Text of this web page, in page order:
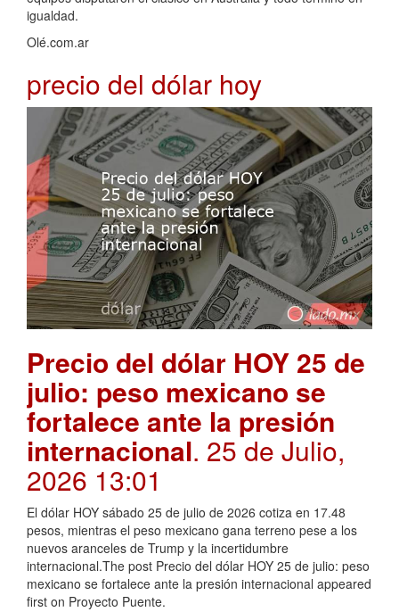
igualdad.
Olé.com.ar
precio del dólar hoy
Precio del dólar HOY 25 de
julio: peso mexicano se
fortalece ante la presión
internacional. 25 de Julio,
2026 13:01
El dólar HOY sábado 25 de julio de 2026 cotiza en 17.48
pesos, mientras el peso mexicano gana terreno pese a los
nuevos aranceles de Trump y la incertidumbre
internacional.The post Precio del dólar HOY 25 de julio: peso
mexicano se fortalece ante la presión internacional appeared
first on Proyecto Puente.